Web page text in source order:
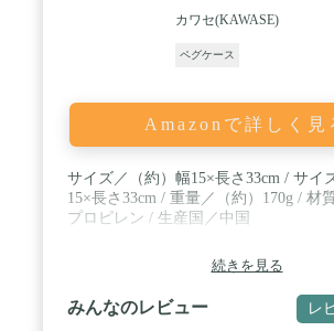
カワセ(KAWASE)
ペグケース
Amazonで詳しく見
サイズ／（約）幅15×長さ33cm / サイ
15×長さ33cm / 重量／（約）170g / 材
プロピレン / 生産国／中国
続きを見る
みんなのレビュー レ